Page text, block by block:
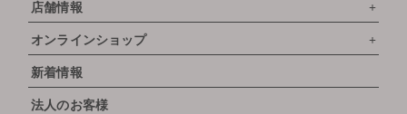
店舗情報
オンラインショップ
新着情報
法人のお客様